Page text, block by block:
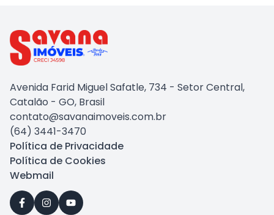
Avenida Farid Miguel Safatle, 734 - Setor Central,
Catalão - GO, Brasil
contato@savanaimoveis.com.br
(64) 3441-3470
Política de Privacidade
Política de Cookies
Webmail